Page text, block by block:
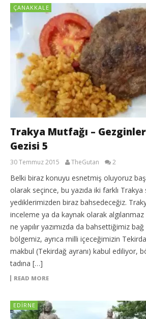
ÇANAKKALE
Trakya Mutfağı –
Gezisi 5
30 Temmuz 2015 TheGutan 2
Belki biraz konuyu esnetmiş oluyoruz
olarak seçince, bu yazıda iki farklı
yediklerimizden biraz bahsedeceğiz.
inceleme ya da kaynak olarak algılanmaz
ne yapılır yazımızda da bahsettiğimiz
bölgemiz, ayrıca milli içeceğimizin
makbul (Tekirdağ ayranı) kabul ediliyor,
tadına […]
READ MORE
EDIRNE